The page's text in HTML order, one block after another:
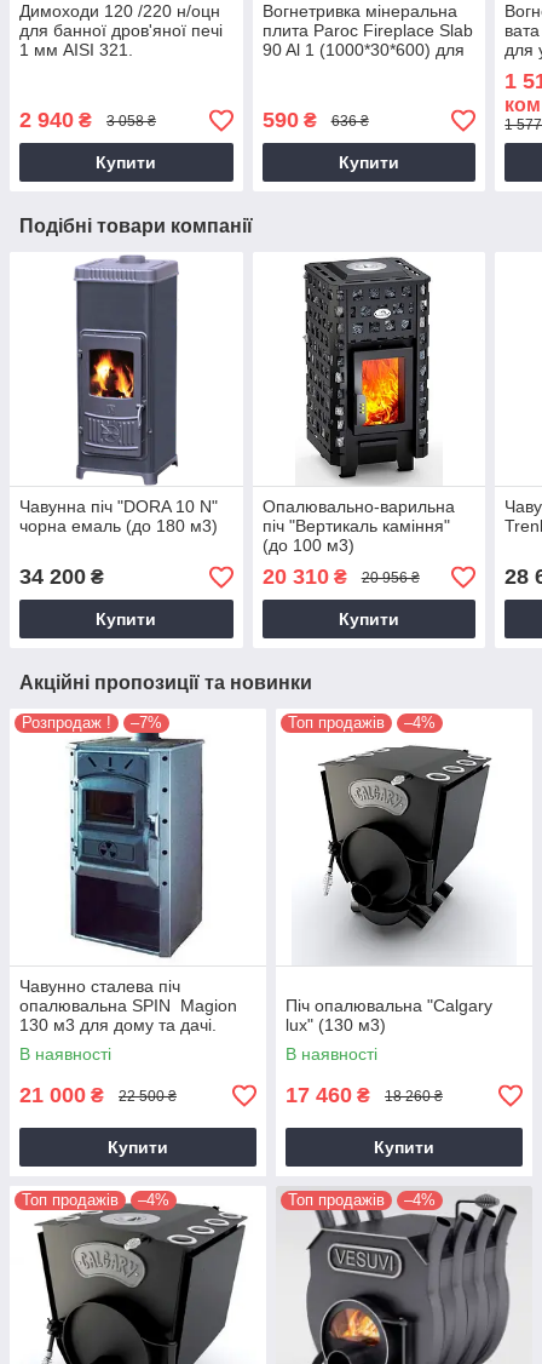
Димоходи 120 /220 н/оцн
для банної дров'яної печі
1 мм AISI 321.
2 940 ₴ 3 058 ₴
Купити
Вогнетривка мінеральна
плита Paroc Fireplace Slab
90 Al 1 (1000*30*600) для
590₴ 636 ₴
Купити
для
1
1
Подібні товари компанії
Чавунна піч "DORA 10 N"
чорна емаль (до 180 м3)
34 200 ₴
Купити
Опалювально-варильна
піч "Вертикаль каміння"
(до 100 м3)
20 310₴ 20 956 ₴
Купити
28
Акційні пропозиції та новинки
Розпродаж ! –7%
Чавунно сталева піч
опалювальнa SPIN Magion
130 м3 для дому та дачі.
В наявності
21 000 ₴ 22 500 ₴
Купити
Топ продажів –4%
Піч опалювальна "Calgary
lux" (130 м3)
В наявності
17 460 ₴ 18 260 ₴
Купити
Топ продажів –4% Топ продажів –4%